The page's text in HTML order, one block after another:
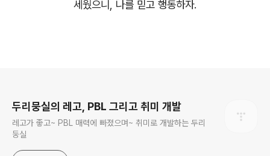
세웠으니, 나를 믿고 행동하자.
두리뭉실의 레고, PBL 그리고 취미 개발
레고가 좋고~ PBL 매력에 빠졌으며~ 취미로 개발하는 두리
둥실